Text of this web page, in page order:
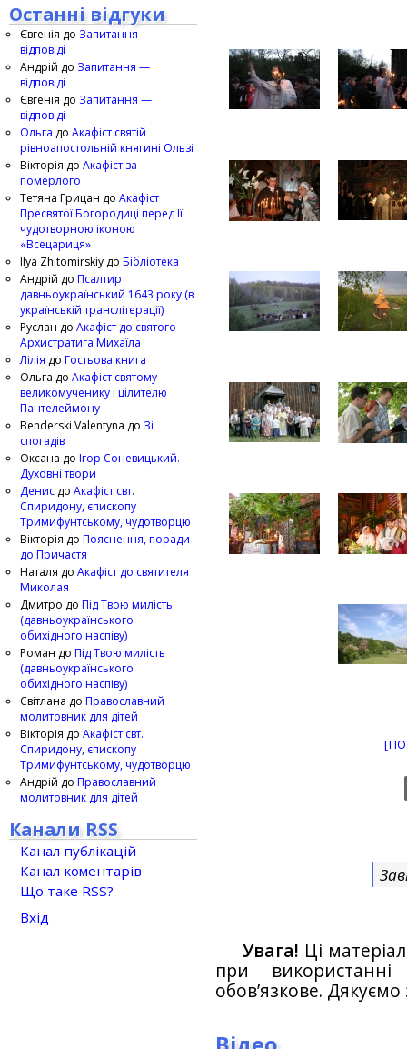
Увага! Ці
при
обов’язкове.
Останні відгуки
Євгенія до Запитання —
відповіді
Андрій до Запитання —
відповіді
Євгенія до Запитання —
відповіді
Ольга до Акафіст святій
рівноапостольній княгині Ользі
Вікторія до Акафіст за
померлого
Тетяна Грицан до Акафіст
Пресвятої Богородиці перед Її
чудотворною іконою
«Всецариця»
Ilya Zhitomirskiy до Бібліотека
Андрій до Псалтир
давньоукраїнський 1643 року (в
українській транслітерації)
Руслан до Акафіст до святого
Архистратига Михаїла
Лілія до Гостьова книга
Ольга до Акафіст святому
великомученику і цілителю
Пантелеймону
Benderski Valentyna до Зі
спогадів
Оксана до Ігор Соневицький.
Духовні твори
Денис до Акафіст свт.
Спиридону, єпископу
Тримифунтському, чудотворцю
Вікторія до Пояснення, поради
до Причастя
Наталя до Акафіст до святителя
Миколая
Дмитро до Під Твою милість
(давньоукраїнського
обихідного наспіву)
Роман до Під Твою милість
(давньоукраїнського
обихідного наспіву)
Світлана до Православний
молитовник для дітей
Вікторія до Акафіст свт.
Спиридону, єпископу
Тримифунтському, чудотворцю
Андрій до Православний
молитовник для дітей
Канали RSS
Канал публікацій
Канал коментарів
Що таке RSS?
Вхід